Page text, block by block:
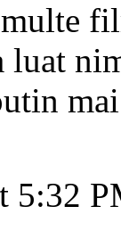
luat
5:32